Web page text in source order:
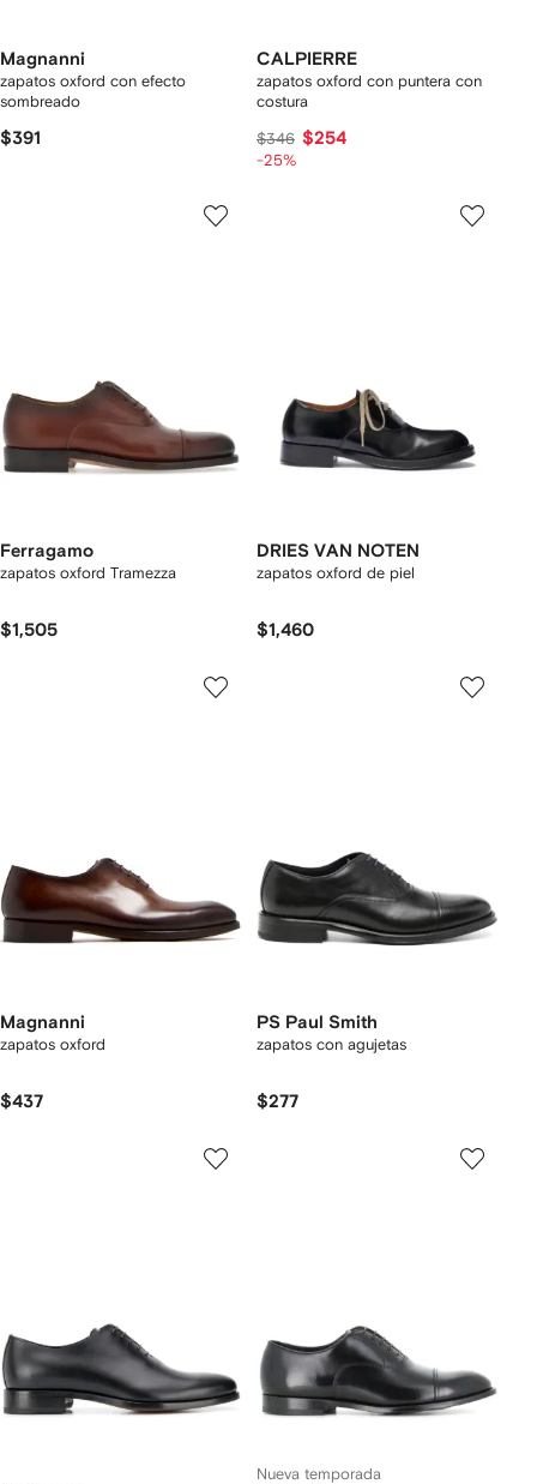
Magnanni
zapatos oxford con efecto
sombreado
$391
CALPIERRE
zapatos oxford con puntera con
costura
$346 $254
-25%
Ferragamo
zapatos oxford Tramezza
$1,505
DRIES VAN NOTEN
zapatos oxford de piel
$1,460
Magnanni
zapatos oxford
$437
PS Paul Smith
zapatos con agujetas
$277
Nueva temporada